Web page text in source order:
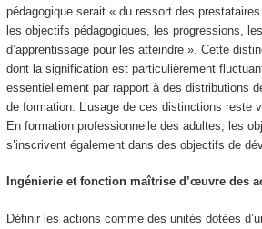
pédagogique serait « du ressort des
les objectifs pédagogiques, les progressions,
d’apprentissage pour les atteindre ». Cette
dont la signification est particulièrement
essentiellement par rapport à des distributions
de formation. L’usage de ces distinctions reste
En formation professionnelle des adultes, les
s’inscrivent également dans des objectifs de
Ingénierie et fonction maîtrise d’œuvre des
Définir les actions comme des unités dotées